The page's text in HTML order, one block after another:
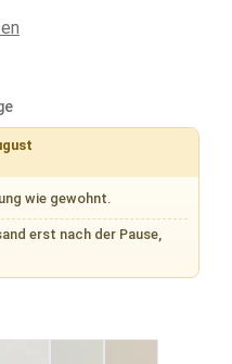
wie gewohnt.
erst nach der Pause,